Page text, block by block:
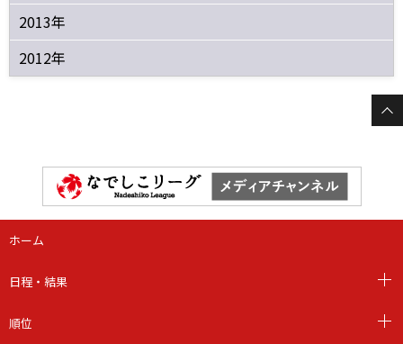
2013年
2012年
ホーム
日程・結果
順位